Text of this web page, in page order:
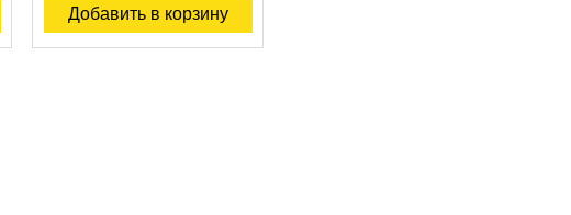
Добавить в корзину